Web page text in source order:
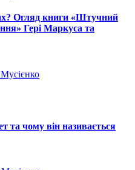
Огляд книги «Штучний
Гері Маркуса та
та чому він називається